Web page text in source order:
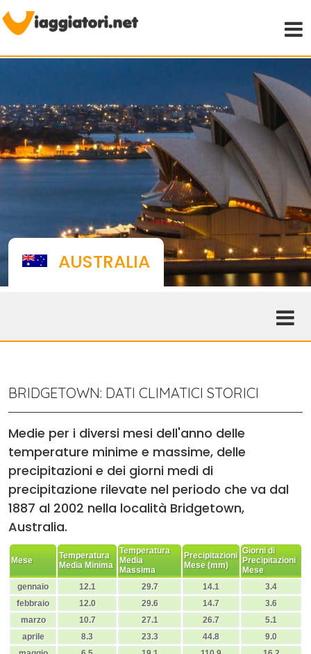
AUSTRALIA
BRIDGETOWN: DATI CLIMATICI STORICI
Medie per i diversi mesi dell'anno delle
temperature minime e massime, delle
precipitazioni e dei giorni medi di
precipitazione rilevate nel periodo che va dal
1887 al 2002 nella località Bridgetown,
Australia.
Mese
Temperatura
Media Minima
Temperatura
Media
Massima
Precipitazioni
Mese (mm)
Giorni di
Precipitazioni
Mese
gennaio
12.1 29.7 14.1
3.4
febbraio
12.0 29.6 14.7
3.6
marzo
10.7 27.1 26.7
5.1
aprile
8.3 23.3 44.8
9.0